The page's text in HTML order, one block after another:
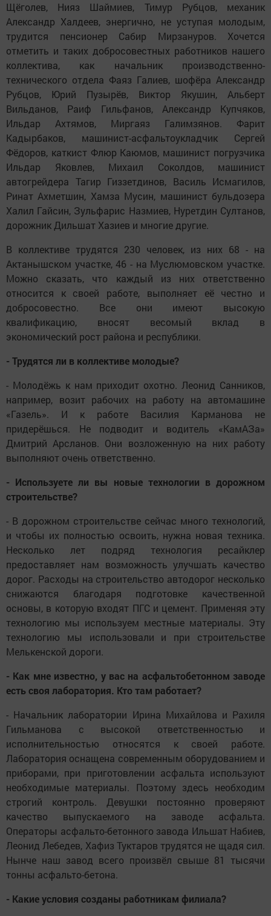
Щёголев, Нияз Шаймиев, Тимур Рубцов, механик
Александр Халдеев, энергично, не уступая молодым,
трудится пенсионер Сабир Мирзануров. Хочется
отметить и таких добросовестных работников нашего
коллектива, как начальник производственно-
технического отдела Фаяз Галиев, шофёра Александр
Рубцов, Юрий Пузырёв, Виктор Якушин, Альберт
Вильданов, Раиф Гильфанов, Александр Купчяков,
Ильдар Ахтямов, Миргаяз Галимзянов. Фарит
Кадырбаков, машинист-асфальтоукладчик Сергей
Фёдоров, каткист Флюр Каюмов, машинист погрузчика
Ильдар Яковлев, Михаил Соколдов, машинист
автогрейдера Тагир Гиззетдинов, Василь Исмагилов,
Ринат Ахметшин, Хамза Мусин, машинист бульдозера
Халил Гайсин, Зульфарис Назмиев, Нуретдин Султанов,
дорожник Дильшат Хазиев и многие другие.
В коллективе трудятся 230 человек, из них 68 - на
Актанышском участке, 46 - на Муслюмовском участке.
Можно сказать, что каждый из них ответственно
относится к своей работе, выполняет её честно и
добросовестно. Все они имеют высокую
квалификацию, вносят весомый вклад в
экономический рост района и республики.
- Трудятся ли в коллективе молодые?
- Молодёжь к нам приходит охотно. Леонид Санников,
например, возит рабочих на работу на автомашине
«Газель». И к работе Василия Карманова не
придерёшься. Не подводит и водитель «КамАЗа»
Дмитрий Арсланов. Они возложенную на них работу
выполняют очень ответственно.
- Используете ли вы новые технологии в дорожном
строительстве?
- В дорожном строительстве сейчас много технологий,
и чтобы их полностью освоить, нужна новая техника.
Несколько лет подряд технология ресайклер
предоставляет нам возможность улучшать качество
дорог. Расходы на строительство автодорог несколько
снижаются благодаря подготовке качественной
основы, в которую входят ПГС и цемент. Применяя эту
технологию мы используем местные материалы. Эту
технологию мы использовали и при строительстве
Мелькенской дороги.
- Как мне известно, у вас на асфальтобетонном заводе
есть своя лаборатория. Кто там работает?
- Начальник лаборатории Ирина Михайлова и Рахиля
Гильманова с высокой ответственностью и
исполнительностью относятся к своей работе.
Лаборатория оснащена современным оборудованием и
приборами, при приготовлении асфальта используют
необходимые материалы. Поэтому здесь необходим
строгий контроль. Девушки постоянно проверяют
качество выпускаемого на заводе асфальта.
Операторы асфальто-бетонного завода Ильшат Набиев,
Леонид Лебедев, Хафиз Туктаров трудятся не щадя сил.
Нынче наш завод всего произвёл свыше 81 тысячи
тонны асфальто-бетона.
- Какие условия созданы работникам филиала?